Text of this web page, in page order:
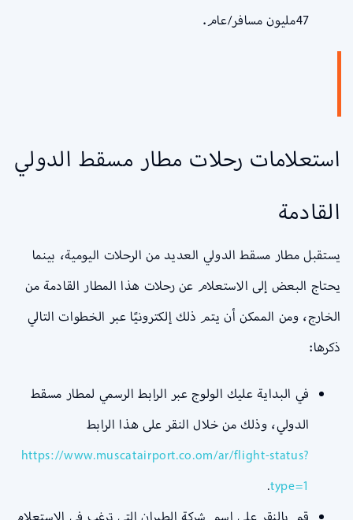
47مليون مسافر/عام.
استعلامات رحلات مطار مسقط الدولي
القادمة
يستقبل مطار مسقط الدولي العديد من الرحلات اليومية، بينما
يحتاج البعض إلى الاستعلام عن رحلات هذا المطار القادمة من
الخارج، ومن الممكن أن يتم ذلك إلكترونيًا عبر الخطوات التالي
ذكرها:
في البداية عليك الولوج عبر الرابط الرسمي لمطار مسقط
الدولي، وذلك من خلال النقر على هذا الرابط
https://www.muscatairport.co.om/ar/flight-status?
type=1
.